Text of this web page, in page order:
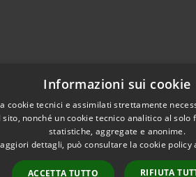
Informazioni sui cookie
cookie tecnici e assimilati strettamente
nonché un cookie tecnico analitico al
statistiche, aggregate e anonime.
dettagli, può consultare la cookie policy
ACCETTA TUTTO RIFIUTA